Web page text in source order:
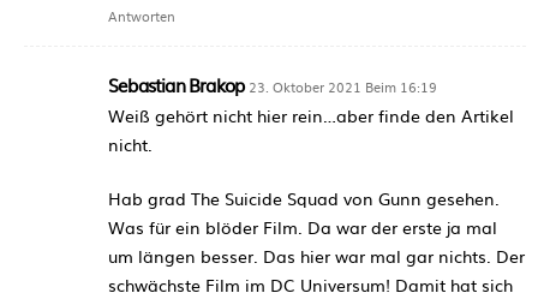
Antworten
Sebastian Brakop 23. Oktober 2021 Beim 16:19
Weiß gehört nicht hier rein…aber finde den Artikel
nicht.
Hab grad The Suicide Squad von Gunn gesehen.
Was für ein blöder Film. Da war der erste ja mal
um längen besser. Das hier war mal gar nichts. Der
schwächste Film im DC Universum! Damit hat sich